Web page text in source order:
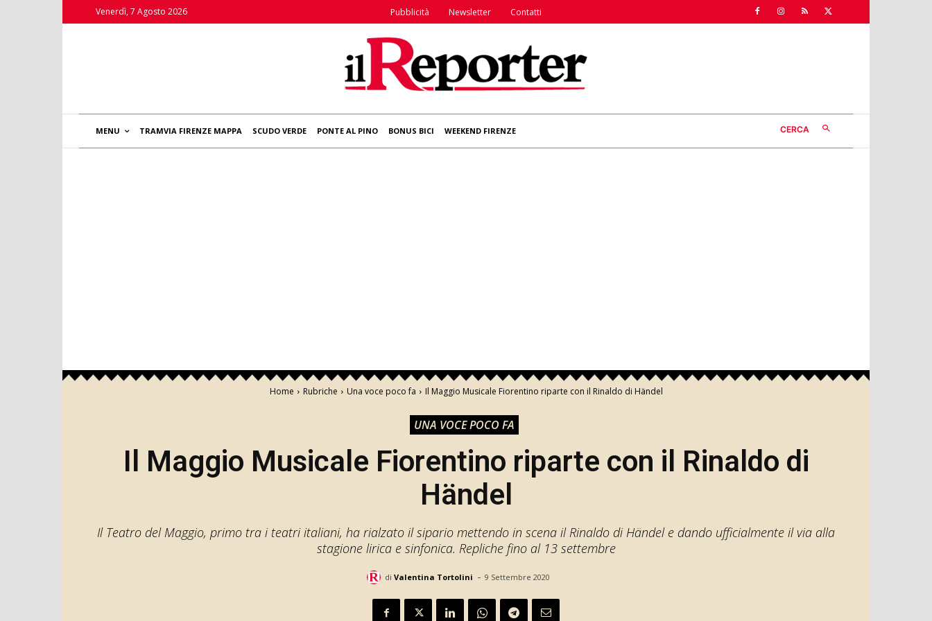
Venerdì, 7 Agosto 2026 Pubblicità Newsletter Contatti
MENU TRAMVIA FIRENZE MAPPA SCUDO VERDE PONTE AL PINO BONUS BICI WEEKEND FIRENZE CERCA
Home Rubriche Una voce poco fa Il Maggio Musicale Fiorentino riparte con il Rinaldo di Händel
UNA VOCE POCO FA
Il Maggio Musicale Fiorentino riparte con il Rinaldo di
Händel
Il Teatro del Maggio, primo tra i teatri italiani, ha rialzato il sipario mettendo in scena il Rinaldo di Händel e dando ufficialmente il via alla
stagione lirica e sinfonica. Repliche fino al 13 settembre
di Valentina Tortolini - 9 Settembre 2020